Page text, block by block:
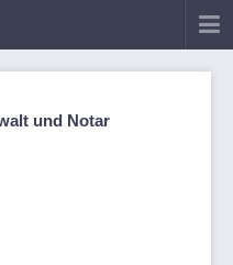
und Notar